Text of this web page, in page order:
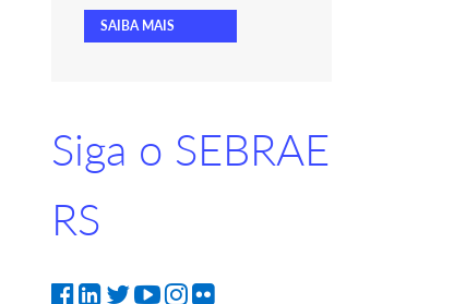
SAIBA MAIS
Siga o SEBRAE
RS